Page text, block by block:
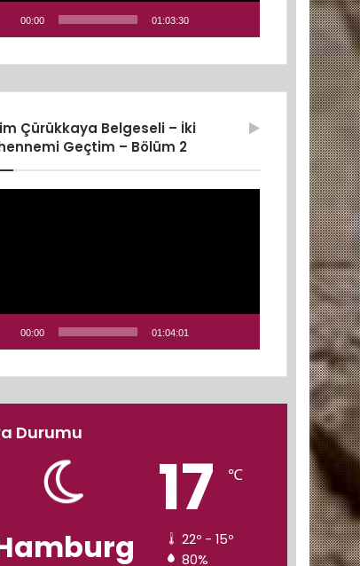
00:00 01:03:30
Çürükkaya Belgeseli – İki
Geçtim – Bölüm 2
00:00 01:04:01
Durumu
17 ℃
22º - 15º
80%